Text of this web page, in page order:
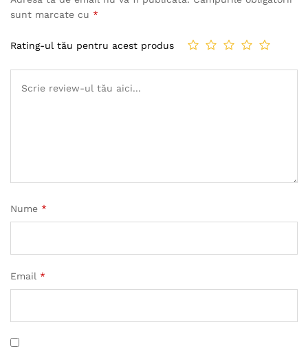
sunt marcate cu *
Rating-ul tău pentru acest produs
Nume *
Email *